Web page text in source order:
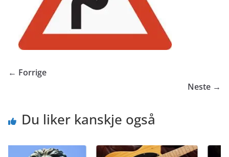
← Forrige
Neste →
Du liker kanskje også